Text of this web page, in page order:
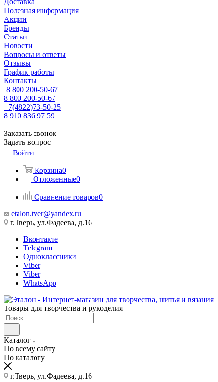
Доставка
Полезная информация
Акции
Бренды
Статьи
Новости
Вопросы и ответы
Отзывы
График работы
Контакты
8 800 200-50-67
8 800 200-50-67
+7(4822)73-50-25
8 910 836 97 59
Заказать звонок
Задать вопрос
Войти
Корзина0
Отложенные0
Сравнение товаров0
etalon.tver@yandex.ru
г.Тверь, ул.Фадеева, д.16
Вконтакте
Telegram
Одноклассники
Viber
Viber
WhatsApp
Товары для творчества и рукоделия
Каталог
По всему сайту
По каталогу
г.Тверь, ул.Фадеева, д.16